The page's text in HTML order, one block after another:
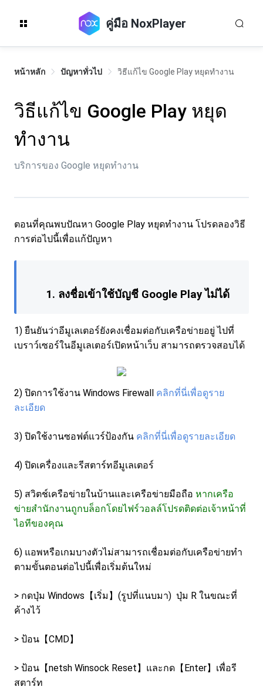
คู่มือ NoxPlayer
หน้าหลัก ปัญหาทั่วไป วิธีแก้ไข Google Play หยุดทำงาน
วิธีแก้ไข Google Play หยุด
ทำงาน
บริการของ Google หยุดทำงาน
ตอนที่คุณพบปัณหา Google Play หยุดทำงาน โปรดลองวิธี
การต่อไปนี้เพื่อแก้ปัญหา
1. ลงชื่อเข้าใช้บัญชี Google Play ไม่ได้
1) ยืนยันว่าอีมูเลเตอร์ยังคงเชื่อมต่อกับเครือข่ายอยู่ ไปที่
เบราว์เซอร์ในอีมูเลเตอร์เปิดหน้าเว็บ สามารถตรวจสอบได้
2) ปิดการใช้งาน Windows Firewall คลิกที่นี่เพื่อดูราย
ละเอียด
3) ปิดใช้งานซอฟต์แวร์ป้องกัน คลิกที่นี่เพื่อดูรายละเอียด
4) ปิดเครื่องและรีสตาร์ทอีมูเลเตอร์
5) สวิตช์เครือข่ายในบ้านและเครือข่ายมือถือ หากเครือ
ข่ายสํานักงานถูกบล็อกโดยไฟร์วอลล์โปรดติดต่อเจ้าหน้าที่
ไอทีของคุณ
6) แอพหรือเกมบางตัวไม่สามารถเชื่อมต่อกับเครือข่ายทํา
ตามขั้นตอนต่อไปนี้เพื่อเริ่มต้นใหม่
> กดปุ่ม Windows【เริ่ม】(รูปที่แนบมา) ปุ่ม R ในขณะที่
ค้างไว้
> ป้อน【CMD】
> ป้อน【netsh Winsock Reset】และกด【Enter】เพื่อรี
สตาร์ท